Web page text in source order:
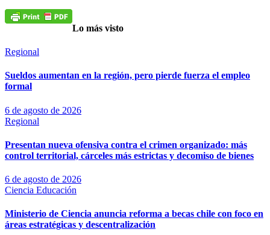
Lo más visto
Regional
Sueldos aumentan en la región, pero pierde fuerza el empleo
formal
6 de agosto de 2026
Regional
Presentan nueva ofensiva contra el crimen organizado: más
control territorial, cárceles más estrictas y decomiso de bienes
6 de agosto de 2026
Ciencia Educación
Ministerio de Ciencia anuncia reforma a becas chile con foco en
áreas estratégicas y descentralización